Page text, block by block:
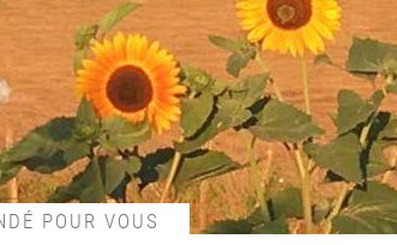
POUR VOUS